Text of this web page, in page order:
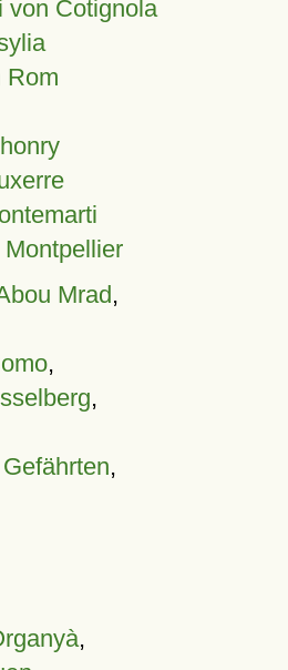
von Cotignola
Rom
Mrad,
,
,
,
,